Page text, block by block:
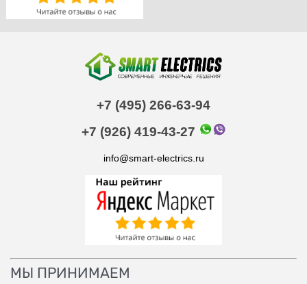
+7 (495) 266-63-94
+7 (926) 419-43-27
info@smart-electrics.ru
МЫ ПРИНИМАЕМ